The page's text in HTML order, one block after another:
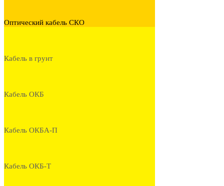
Оптический кабель СКО
Кабель в грунт
Кабель ОКБ
Кабель ОКБА-П
Кабель ОКБ-Т